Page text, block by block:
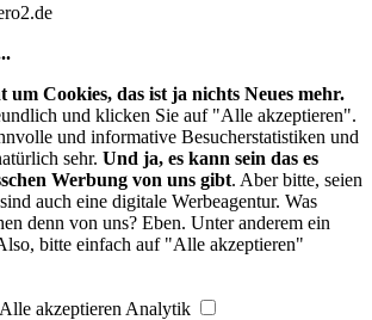
um Cookies, das ist ja nichts Neues mehr.
und klicken Sie auf "Alle akzeptieren".
und informative Besucherstatistiken und
sehr. Und ja, es kann sein das es
Werbung von uns gibt. Aber bitte, seien
auch eine digitale Werbeagentur. Was
denn von uns? Eben. Unter anderem ein
bitte einfach auf "Alle akzeptieren"
Alle akzeptieren Analytik